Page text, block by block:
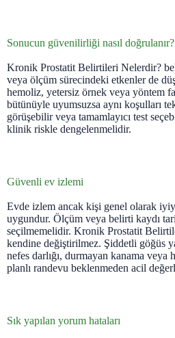
Sonucun güvenilirliği nasıl doğrulanır?
Kronik Prostatit Belirtileri Nelerdir?
veya ölçüm sürecindeki etkenler de
hemoliz, yetersiz örnek veya yöntem
bütünüyle uyumsuzsa aynı koşulları
görüşebilir veya tamamlayıcı test
klinik riskle dengelenmelidir.
Güvenli ev izlemi
Evde izlem ancak kişi genel olarak
uygundur. Ölçüm veya belirti kaydı
seçilmemelidir. Kronik Prostatit
kendine değiştirilmez. Şiddetli göğüs
nefes darlığı, durmayan kanama veya
planlı randevu beklenmeden acil
Sık yapılan yorum hataları